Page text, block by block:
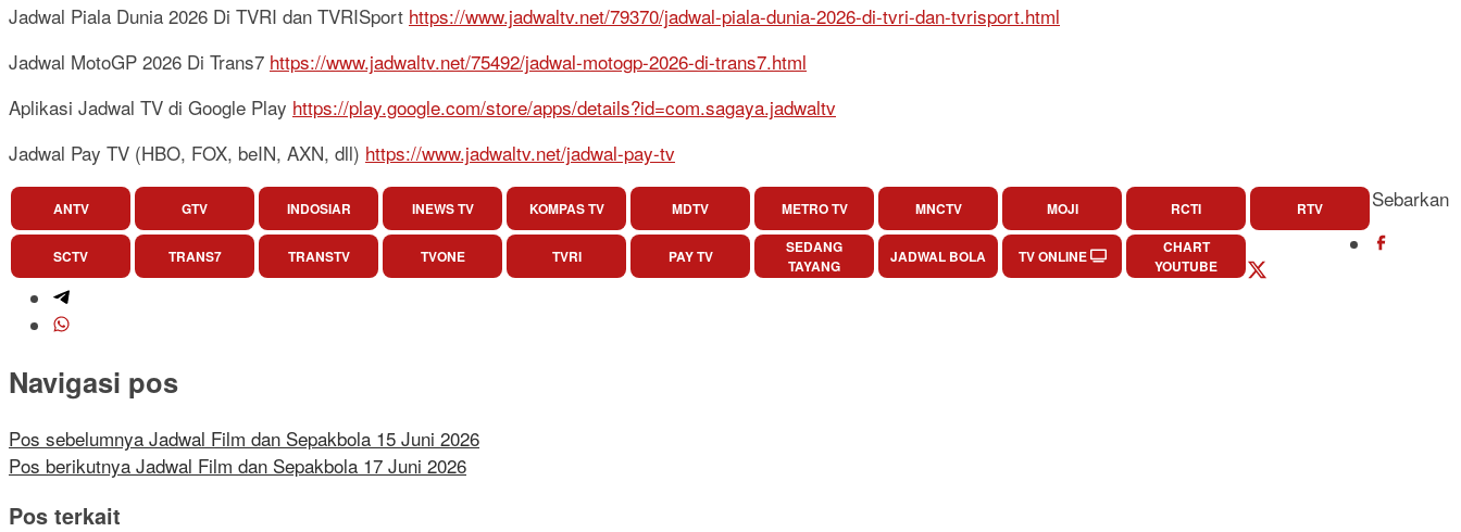
Jadwal Piala Dunia 2026 Di TVRI dan TVRISport https://www.jadwaltv.net/79370/jadwal-piala-dunia-2026-di-tvri-dan-tvrisport.html
Jadwal MotoGP 2026 Di Trans7 https://www.jadwaltv.net/75492/jadwal-motogp-2026-di-trans7.html
Aplikasi Jadwal TV di Google Play https://play.google.com/store/apps/details?id=com.sagaya.jadwaltv
Jadwal Pay TV (HBO, FOX, beIN, AXN, dll) https://www.jadwaltv.net/jadwal-pay-tv
ANTV GTV INDOSIAR INEWS TV KOMPAS TV MDTV METRO TV MNCTV MOJI RCTI RTV
SCTV TRANS7 TRANSTV TVONE TVRI PAY TV
SEDANG
TAYANG
JADWAL BOLA TV ONLINE
CHART
YOUTUBE
Sebarkan
Navigasi pos
Pos sebelumnya Jadwal Film dan Sepakbola 15 Juni 2026
Pos berikutnya Jadwal Film dan Sepakbola 17 Juni 2026
Pos terkait